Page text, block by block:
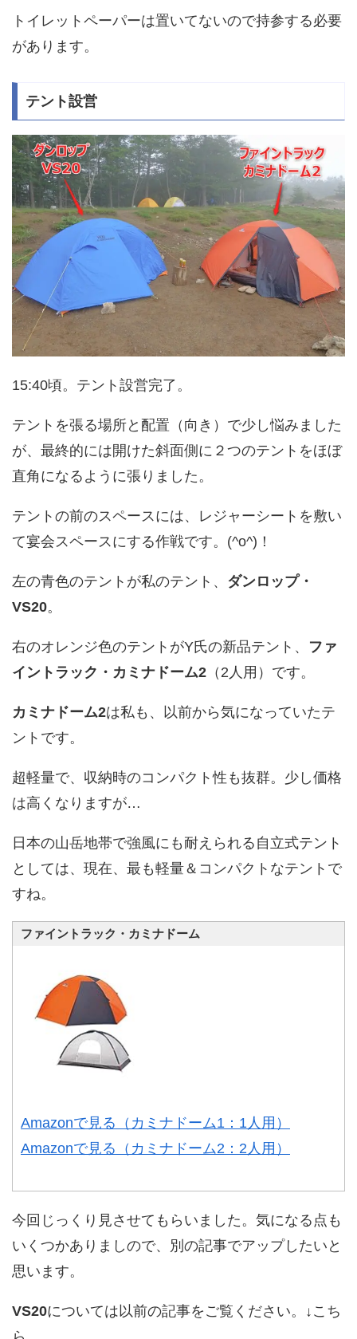
トイレットペーパーは置いてないので持参する必要
があります。
テント設営
15:40頃。テント設営完了。
テントを張る場所と配置（向き）で少し悩みました
が、最終的には開けた斜面側に２つのテントをほぼ
直角になるように張りました。
テントの前のスペースには、レジャーシートを敷い
て宴会スペースにする作戦です。(^o^)！
左の青色のテントが私のテント、 ダンロップ・
VS20。
右のオレンジ色のテントがY氏の新品テント、 ファ
イントラック・カミナドーム2 （2人用）です。
カミナドーム2は私も、以前から気になっていたテ
ントです。
超軽量で、収納時のコンパクト性も抜群。少し価格
は高くなりますが…
日本の山岳地帯で強風にも耐えられる自立式テント
としては、現在、最も軽量＆コンパクトなテントで
すね。
ファイントラック・カミナドーム
Amazonで見る（カミナドーム1：1人用）
Amazonで見る（カミナドーム2：2人用）
今回じっくり見させてもらいました。気になる点も
いくつかありましので、別の記事でアップしたいと
思います。
VS20については以前の記事をご覧ください。↓こち